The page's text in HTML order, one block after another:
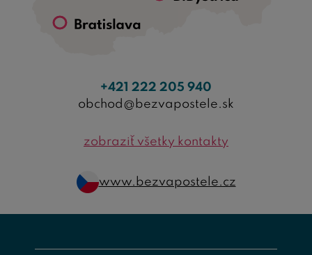
+421 222 205 940
obchod@bezvapostele.sk
zobraziť všetky kontakty
www.bezvapostele.cz